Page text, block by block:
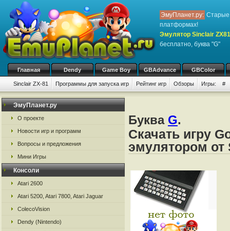
ЭмуПланет.ру: Старые
платформах!
Эмулятор Sinclair ZX81
бесплатно, буква "G"
Главная Dendy Game Boy GBAdvance GBColor
Sinclair ZX-81 Программы для запуска игр Рейтинг игр Обзоры Игры: #
ЭмуПланет.ру
О проекте
Новости игр и программ
Вопросы и предложения
Мини Игры
Консоли
Atari 2600
Atari 5200, Atari 7800, Atari Jaguar
ColecoVision
Dendy (Nintendo)
Буква G.
Скачать игру
эмулятором от